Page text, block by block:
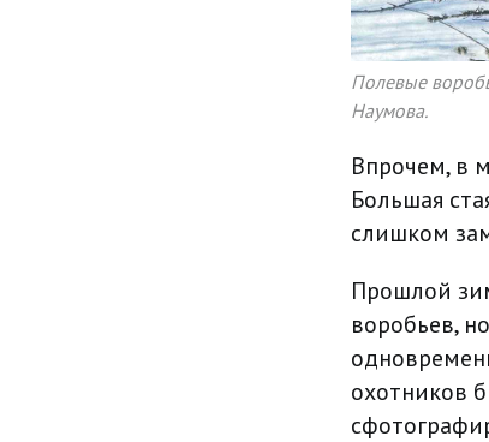
Полевые
Наумова.
Впрочем, в
Большая
слишком
Прошлой
воробьев,
охотников